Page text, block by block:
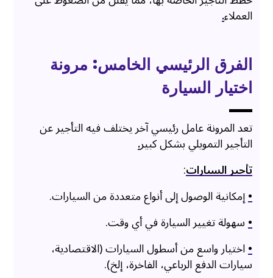
العملاء.
الفرق الرئيسي الخامس: مرونة
اختيار السيارة
تعد المرونة عامل رئيسي آخر يختلف فيه التأجير عن
التأجير التمويلي بشكل كبير.
تأجير السيارات:
•إمكانية الوصول إلى أنواع متعددة من السيارات.
•سهولة تغيير السيارة في أي وقت.
•اختيار واسع من أسطول السيارات (الاقتصادية،
سيارات الدفع الرباعي، الفاخرة، إلخ).